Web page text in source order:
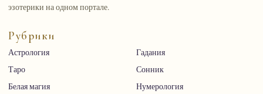
эзотерики на одном портале.
Рубрики
Астрология
Гадания
Таро
Сонник
Белая магия
Нумерология